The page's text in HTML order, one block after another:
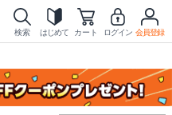
検索 はじめて カート ログイン 会員登録